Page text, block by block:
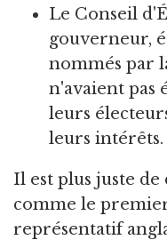
Le Conseil
gouverneur,
nommés par
n'avaient pas
leurs
leurs intérêts.
Il est plus juste
comme le
représentatif